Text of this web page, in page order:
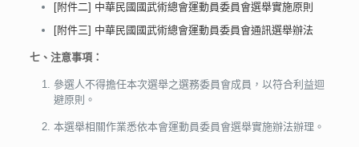
[附件二] 中華民國國武術總會運動員委員會選舉實施原則
[附件三] 中華民國國武術總會運動員委員會通訊選舉辦法
七、注意事項：
參選人不得擔任本次選舉之選務委員會成員，以符合利益迴
避原則。
本選舉相關作業悉依本會運動員委員會選舉實施辦法辦理。